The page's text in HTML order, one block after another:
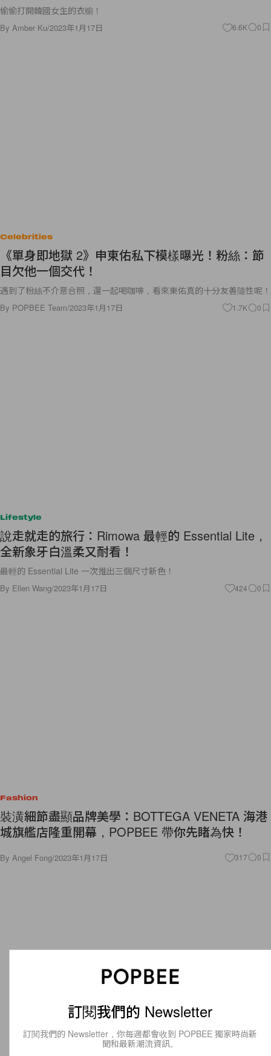
偷偷打開韓國女生的衣櫥！
By Amber Ku/2023年1月17日 6.6K 0
Celebrities
《單身即地獄 2》申東佑私下模樣曝光！粉絲：節
目欠他一個交代！
遇到了粉絲不介意合照，還一起喝咖啡，看來東佑真的十分友善隨性呢！
By POPBEE Team/2023年1月17日 1.7K 0
Lifestyle
說走就走的旅行：Rimowa 最輕的 Essential Lite，
全新象牙白溫柔又耐看！
最輕的 Essential Lite 一次推出三個尺寸新色！
By Ellen Wang/2023年1月17日 424 0
Fashion
裝潢細節盡顯品牌美學：BOTTEGA VENETA 海港
城旗艦店隆重開幕，POPBEE 帶你先睹為快！
By Angel Fong/2023年1月17日 317 0
訂閱我們的 Newsletter
訂閱我們的 Newsletter，你每週都會收到 POPBEE 獨家時尚新
聞和最新潮流資訊。